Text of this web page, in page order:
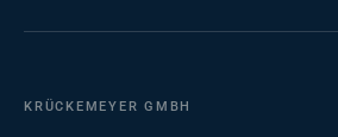
KRÜCKEMEYER GMBH